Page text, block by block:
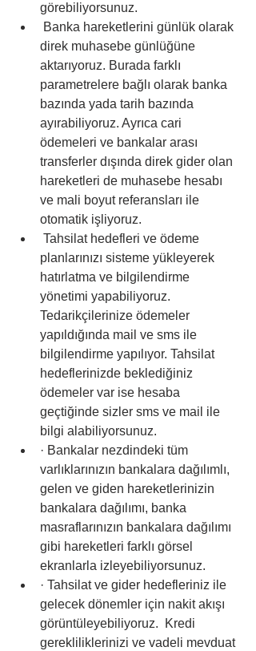
görebiliyorsunuz.
direk muhasebe günlüğüne
aktarıyoruz. Burada farklı
parametrelere bağlı olarak banka
bazında yada tarih bazında
ayırabiliyoruz. Ayrıca cari
ödemeleri ve bankalar arası
transferler dışında direk gider olan
hareketleri de muhasebe hesabı
ve mali boyut referansları ile
otomatik işliyoruz.
planlarınızı sisteme yükleyerek
hatırlatma ve bilgilendirme
yönetimi yapabiliyoruz.
Tedarikçilerinize ödemeler
yapıldığında mail ve sms ile
bilgilendirme yapılıyor. Tahsilat
hedeflerinizde beklediğiniz
ödemeler var ise hesaba
geçtiğinde sizler sms ve mail ile
bilgi alabiliyorsunuz.
· Bankalar nezdindeki tüm
varlıklarınızın bankalara dağılımlı,
gelen ve giden hareketlerinizin
bankalara dağılımı, banka
masraflarınızın bankalara dağılımı
gibi hareketleri farklı görsel
ekranlarla izleyebiliyorsunuz.
· Tahsilat ve gider hedefleriniz ile
gelecek dönemler için nakit akışı
görüntüleyebiliyoruz.  Kredi
gerekliliklerinizi ve vadeli mevduat